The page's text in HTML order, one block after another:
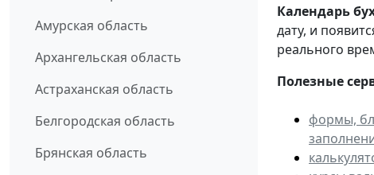
Амурская область
Архангельская область
Астраханская область
Белгородская область
Брянская область
Календарь
дату, и
реального
Полезные
формы,